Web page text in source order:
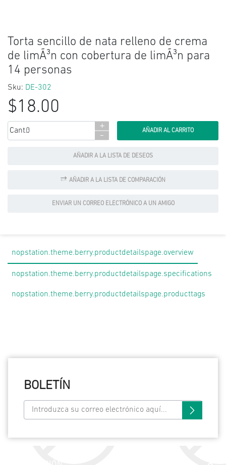
Torta sencillo de nata relleno de crema
de limÃ³n con cobertura de limÃ³n para
14 personas
Sku: DE-302
$18.00
Cant.:
+
-
AÑADIR A LA LISTA DE DESEOS
AÑADIR A LA LISTA DE COMPARACIÓN
ENVIAR UN CORREO ELECTRÓNICO A UN AMIGO
nopstation.theme.berry.productdetailspage.overview
nopstation.theme.berry.productdetailspage.specifications
nopstation.theme.berry.productdetailspage.producttags
BOLETÍN